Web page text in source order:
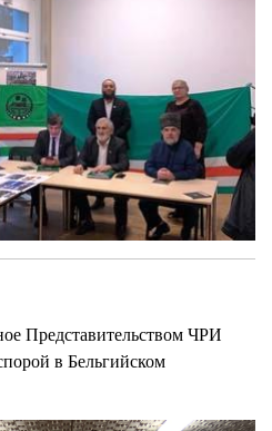
Представительством ЧРИ
в Бельгийском